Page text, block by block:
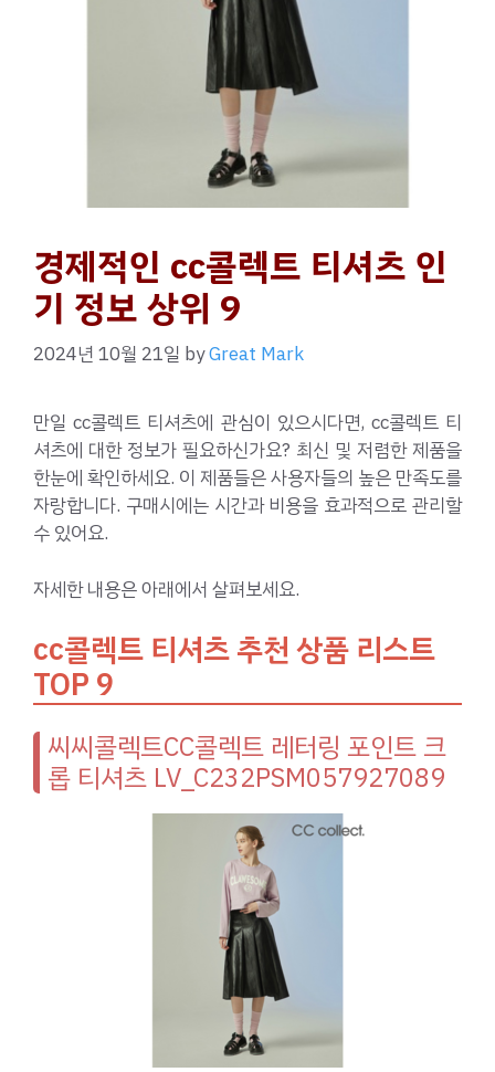
경제적인 cc콜렉트 티셔츠 인
기 정보 상위 9
2024년 10월 21일 byGreat Mark
만일 cc콜렉트 티셔츠에 관심이 있으시다면, cc콜렉트 티
셔츠에 대한 정보가 필요하신가요? 최신 및 저렴한 제품을
한눈에 확인하세요. 이 제품들은 사용자들의 높은 만족도를
자랑합니다. 구매시에는 시간과 비용을 효과적으로 관리할
수 있어요.
자세한 내용은 아래에서 살펴보세요.
cc콜렉트 티셔츠 추천 상품 리스트
TOP 9
씨씨콜렉트CC콜렉트 레터링 포인트 크
롭 티셔츠 LV_C232PSM057927089